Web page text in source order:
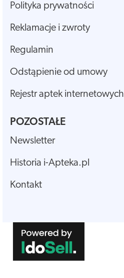
Polityka prywatności
Reklamacje i zwroty
Regulamin
Odstąpienie od umowy
Rejestr aptek internetowych
POZOSTAŁE
Newsletter
Historia i-Apteka.pl
Kontakt